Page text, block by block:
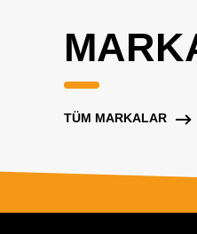
TÜM MARKALAR